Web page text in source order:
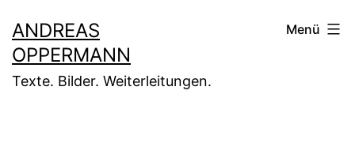
Inhalt
springen
ANDREAS
OPPERMANN
Texte. Bilder. Weiterleitungen.
Menü